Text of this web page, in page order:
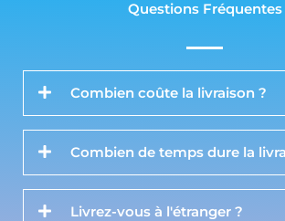
Questions Fréquentes
Combien coûte la livraison ?
Combien de temps dure la
Livrez-vous à l'étranger ?